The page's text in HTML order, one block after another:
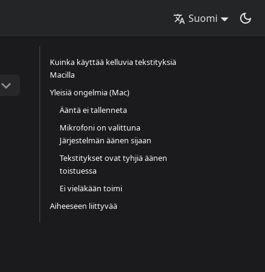
Suomi
Kuinka käyttää kelluvia tekstityksiä
Macilla
Yleisiä ongelmia (Mac)
Ääntä ei tallenneta
Mikrofoni on valittuna
Järjestelmän äänen sijaan
Tekstitykset ovat tyhjiä äänen
toistuessa
Ei vieläkään toimi
Aiheeseen liittyvää